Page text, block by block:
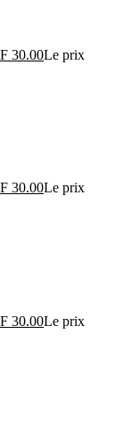
30.00Le prix
30.00Le prix
30.00Le prix